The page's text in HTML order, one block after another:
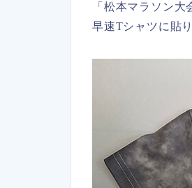
「松本マラソン大
早速Tシャツに貼り